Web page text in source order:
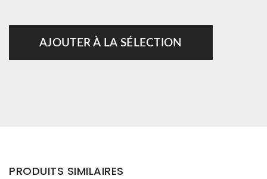
AJOUTER À LA SÉLECTION
PRODUITS SIMILAIRES